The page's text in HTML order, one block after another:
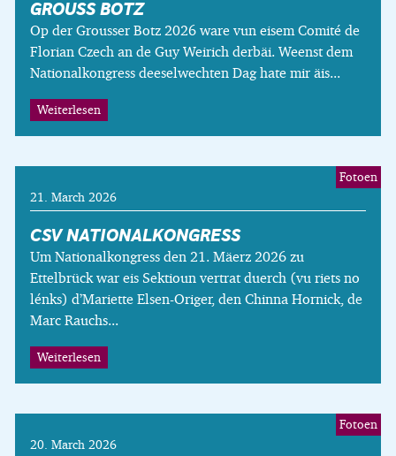
GROUSS BOTZ
Op der Grousser Botz 2026 ware vun eisem Comité de
Florian Czech an de Guy Weirich derbäi. Weenst dem
Nationalkongress deeselwechten Dag hate mir äis...
Weiterlesen
CSV NATIONALKONGRESS
Um Nationalkongress den 21. Mäerz 2026 zu
Ettelbrück war eis Sektioun vertrat duerch (vu riets no
lénks) d’Mariette Elsen-Origer, den Chinna Hornick, de
Marc Rauchs...
Weiterlesen
21. March 2026
Fotoen
20. March 2026
Fotoen